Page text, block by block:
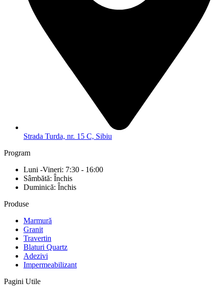
Strada Turda, nr. 15 C, Sibiu
Program
Luni -Vineri: 7:30 - 16:00
Sâmbătă: Închis
Duminică: Închis
Produse
Marmură
Granit
Travertin
Blaturi Quartz
Adezivi
Impermeabilizant
Pagini Utile